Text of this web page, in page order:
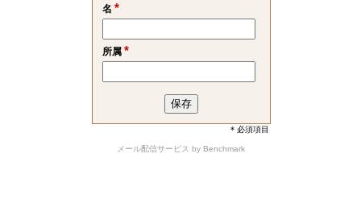
名 *
所属 *
* 必須項目
メール配信サービス by Benchmark